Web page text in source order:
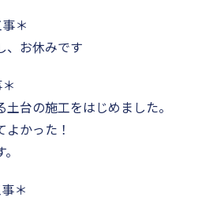
＊
、お休みです
台の施工をはじめました。
かった！
＊